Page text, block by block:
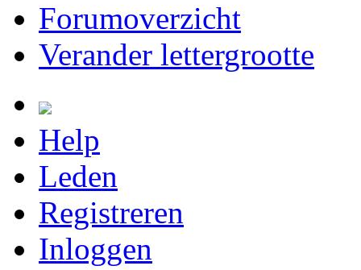
Forumoverzicht
Verander lettergrootte
Help
Leden
Registreren
Inloggen